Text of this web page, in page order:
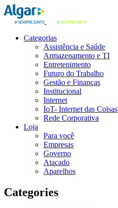
Categorias
Assistência e Saúde
Armazenamento e TI
Entretenimento
Futuro do Trabalho
Gestão e Finanças
Institucional
Internet
IoT- Internet das Coisas
Rede Corporativa
Loja
Para você
Empresas
Governo
Atacado
Aparelhos
Categories